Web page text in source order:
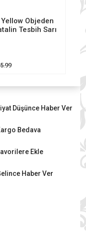
Yellow Objeden
Tesbih Sarı
Düşünce Haber Ver
Bedava
Ekle
Haber Ver